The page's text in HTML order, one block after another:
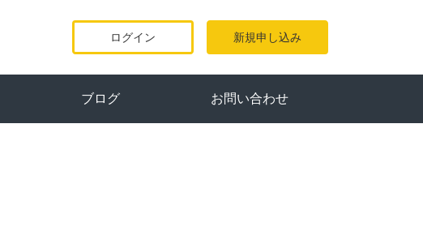
ログイン 新規申し込み
ブログ お問い合わせ